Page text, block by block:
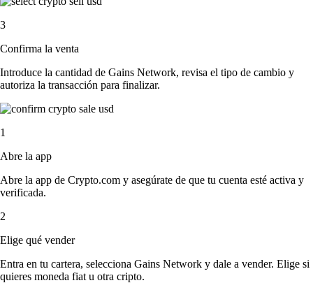
3
Confirma la venta
Introduce la cantidad de Gains Network, revisa el tipo de cambio y
autoriza la transacción para finalizar.
1
Abre la app
Abre la app de Crypto.com y asegúrate de que tu cuenta esté activa y
verificada.
2
Elige qué vender
Entra en tu cartera, selecciona Gains Network y dale a vender. Elige si
quieres moneda fiat u otra cripto.